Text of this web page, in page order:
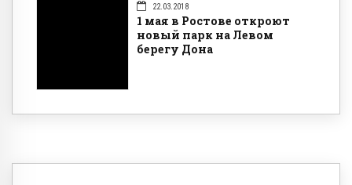
22.03.2018
1 мая в Ростове откроют
новый парк на Левом
берегу Дона